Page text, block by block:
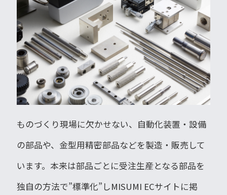
ものづくり現場に欠かせない、自動化装置・設備
の部品や、金型用精密部品などを製造・販売して
います。本来は部品ごとに受注生産となる部品を
独自の方法で”標準化”しMISUMI ECサイトに掲